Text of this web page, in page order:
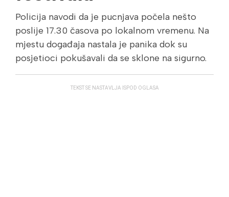
Policija navodi da je pucnjava počela nešto
poslije 17.30 časova po lokalnom vremenu. Na
mjestu događaja nastala je panika dok su
posjetioci pokušavali da se sklone na sigurno.
TEKST SE NASTAVLJA ISPOD OGLASA